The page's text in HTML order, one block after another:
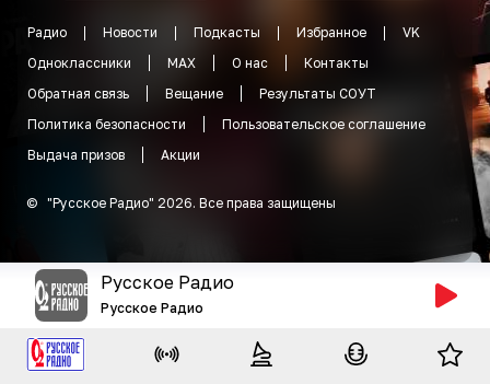
Радио Новости Подкасты Избранное
VK
Одноклассники
MAX О нас
Контакты
Обратная связь
Вещание
Результаты СОУТ
Политика безопасности
Пользовательское соглашение
Выдача призов
Акции
© "Русское Радио" 2026. Все права защищены
Русское Радио
Русское Радио